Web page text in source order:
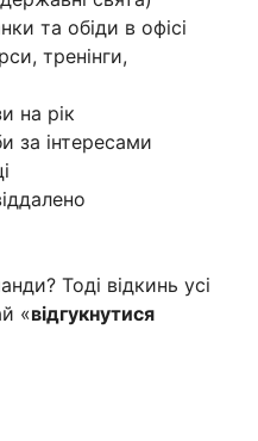
та обіди в офісі
тренінги,
на рік
за інтересами
Тоді відкинь усі
«відгукнутися